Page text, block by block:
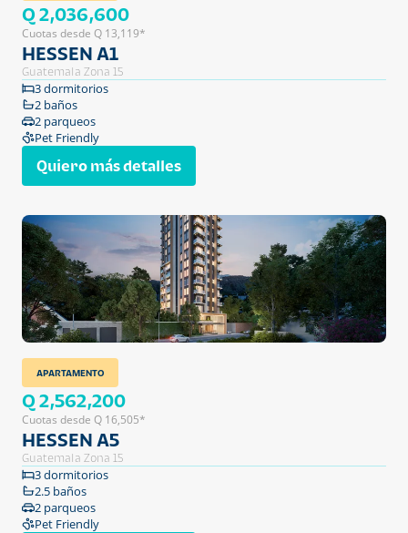
Q 2,036,600
Cuotas desde Q 13,119*
HESSEN A1
Guatemala Zona 15
3 dormitorios
2 baños
2 parqueos
Pet Friendly
Quiero más detalles
APARTAMENTO
Q 2,562,200
Cuotas desde Q 16,505*
HESSEN A5
Guatemala Zona 15
3 dormitorios
2.5 baños
2 parqueos
Pet Friendly